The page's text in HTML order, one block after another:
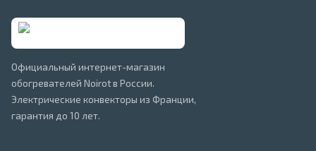
Официальный интернет-магазин
обогревателей Noirot в России.
Электрические конвекторы из Франции,
гарантия до 10 лет.